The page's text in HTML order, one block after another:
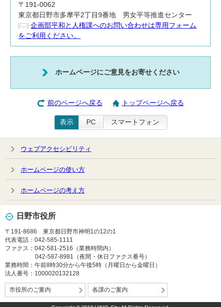
〒191-0062
東京都日野市多摩平2丁目9番地 男女平等推進センター
企画部平和と人権課へのお問い合わせは専用フォーム
をご利用ください。
ホームページにご意見をお寄せください
前のページへ戻る トップページへ戻る
表示 PC スマートフォン
ウェブアクセシビリティ
ホームページの使い方
ホームページの考え方
日野市役所
〒191-8686 東京都日野市神明1の12の1
代表電話：042-585-1111
ファクス：042-581-2516（業務時間内）
042-587-8981（夜間・休日ファクス番号）
業務時間：午前8時30分から午後5時（月曜日から金曜日）
法人番号：1000020132128
市役所のご案内 各課のご案内